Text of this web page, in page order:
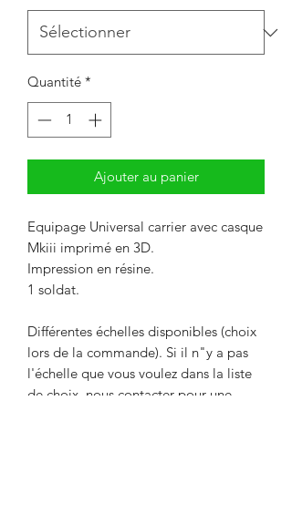
Quantité *
Ajouter au panier
Equipage Universal carrier avec casque
Mkiii imprimé en 3D.
Impression en résine.
1 soldat.
Différentes échelles disponibles (choix
lors de la commande). Si il n"y a pas
l'échelle que vous voulez dans la liste
de choix, nous contacter pour une